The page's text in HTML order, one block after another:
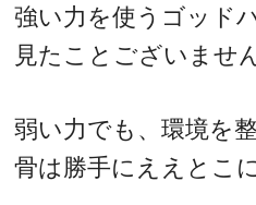
強い力を使うゴッド
見たことございませ
弱い力でも、環境を
骨は勝手にええとこ